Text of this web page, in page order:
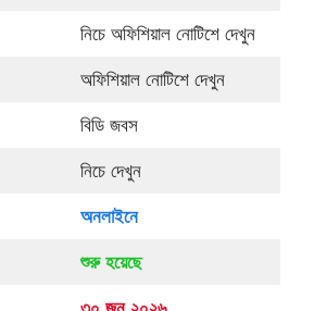
নিচে অফিশিয়াল নোটিশে দেখুন
অফিশিয়াল নোটিশে দেখুন
বিডি জবস
নিচে দেখুন
অনলাইনে
শুরু হয়েছে